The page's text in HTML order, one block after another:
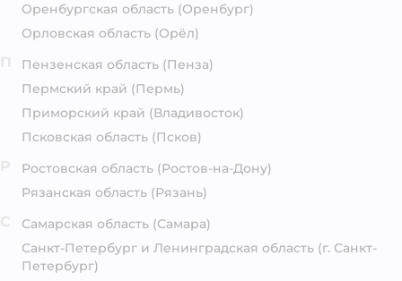
Оренбургская область (Оренбург)
Орловская область (Орёл)
Пензенская область (Пенза)
Пермский край (Пермь)
Приморский край (Владивосток)
Псковская область (Псков)
Ростовская область (Ростов-на-Дону)
Рязанская область (Рязань)
Самарская область (Самара)
Санкт-Петербург и Ленинградская область (г. Санкт-
Петербург)